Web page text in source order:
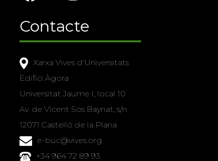
Contacte
Xarxa Vives d'Universitats
Edifici Àgora
Universitat Jaume I, local 10
Av. de Vicent Sos Baynat, s/n
12071 Castelló de la Plana
e-buc@vives.org
+34 964 72 89 93